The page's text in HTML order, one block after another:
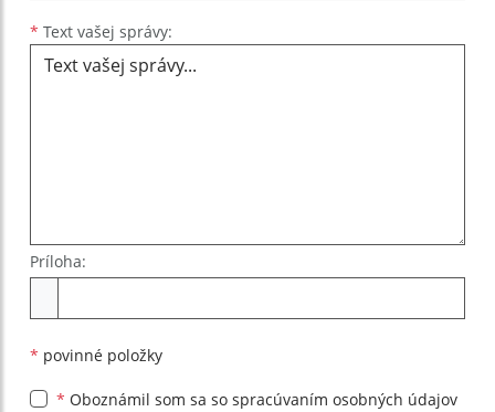
* Text vašej správy:
Príloha:
* povinné položky
* Oboznámil som sa so spracúvaním osobných údajov